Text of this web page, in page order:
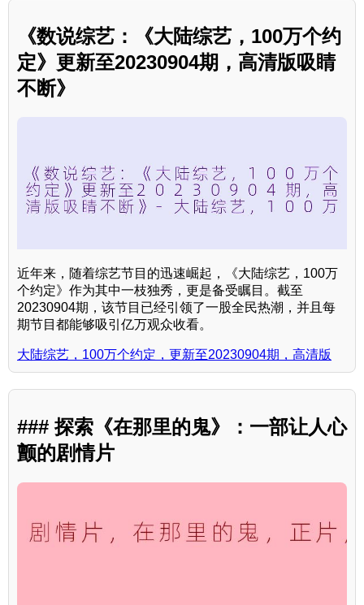
《数说综艺：《大陆综艺，100万个约
定》更新至20230904期，高清版吸睛
不断》
近年来，随着综艺节目的迅速崛起，《大陆综艺，100万
个约定》作为其中一枝独秀，更是备受瞩目。截至
20230904期，该节目已经引领了一股全民热潮，并且每
期节目都能够吸引亿万观众收看。
大陆综艺，100万个约定，更新至20230904期，高清版
### 探索《在那里的鬼》：一部让人心
颤的剧情片